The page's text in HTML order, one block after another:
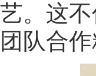
艺。这
团队合